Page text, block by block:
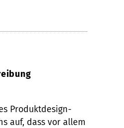
Produktdesign-
auf, dass vor allem